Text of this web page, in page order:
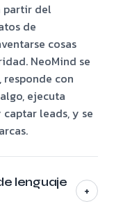
partir del
de
cosas
NeoMind se
con
ejecuta
leads, y se
lenguaje
+